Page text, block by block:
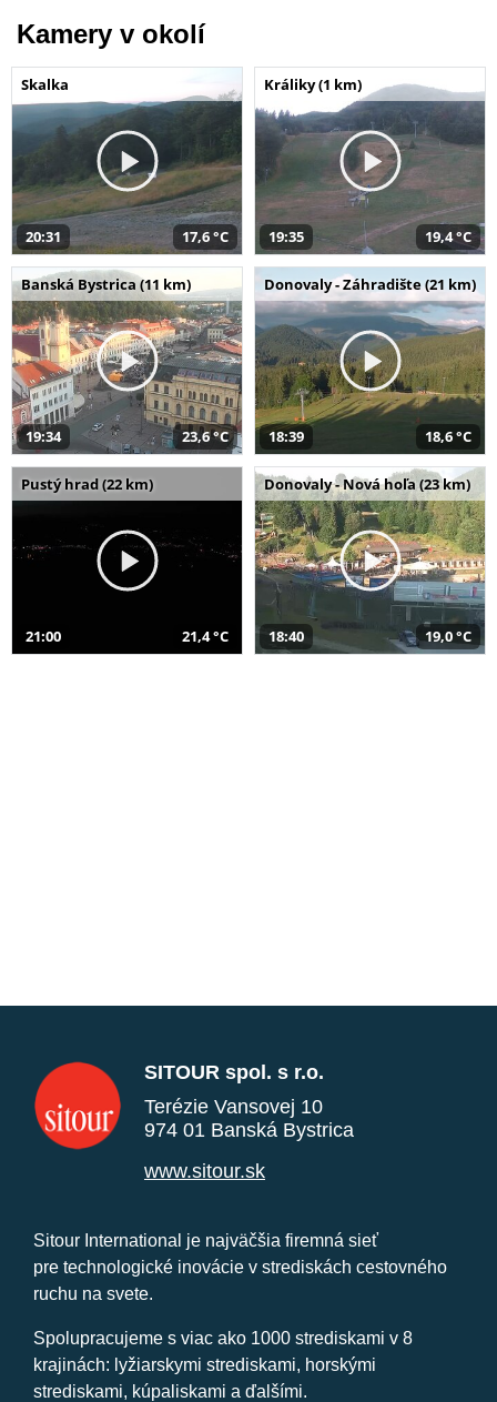
Kamery v okolí
Skalka
20:31 17,6 °C
Králiky (1 km)
19:35 19,4 °C
Banská Bystrica (11 km)
19:34 23,6 °C
Donovaly - Záhradište (21 km)
18:39 18,6 °C
Pustý hrad (22 km)
21:00 21,4 °C
Donovaly - Nová hoľa (23 km)
18:40 19,0 °C
SITOUR spol. s r.o.
Terézie Vansovej 10
974 01 Banská Bystrica
www.sitour.sk
Sitour International je najväčšia firemná sieť
pre technologické inovácie v strediskách cestovného
ruchu na svete.
Spolupracujeme s viac ako 1000 strediskami v 8
krajinách: lyžiarskymi strediskami, horskými
strediskami, kúpaliskami a ďalšími.